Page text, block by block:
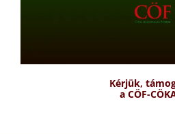
Kérjük,
a CÖF-